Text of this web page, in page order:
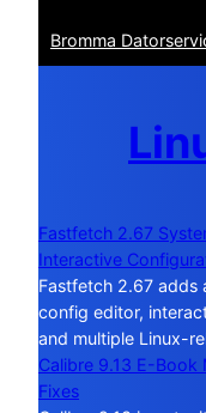
Bromma
Fastfetch 2.67
Interactive
Fastfetch 2.67 adds
config editor,
and multiple Linux-
Calibre 9.13 E-Book
Fixes